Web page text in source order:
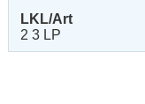
LKL/Art
2 3 LP